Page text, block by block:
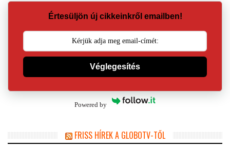
Értesüljön új cikkeinkről emailben!
Véglegesítés
Powered by
FRISS HÍREK A GLOBOTV-TŐL